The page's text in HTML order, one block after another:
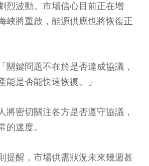
烈波動。市場信心目前正在增
峽將重啟，能源供應也將恢復正
關鍵問題不在於是否達成協議，
能是否能快速恢復。」
將密切關注各方是否遵守協議，
的速度。
提醒，市場供需狀況未來幾週甚